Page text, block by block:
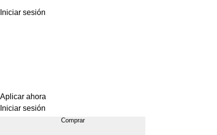
Iniciar sesión
Aplicar ahora
Iniciar sesión
Comprar